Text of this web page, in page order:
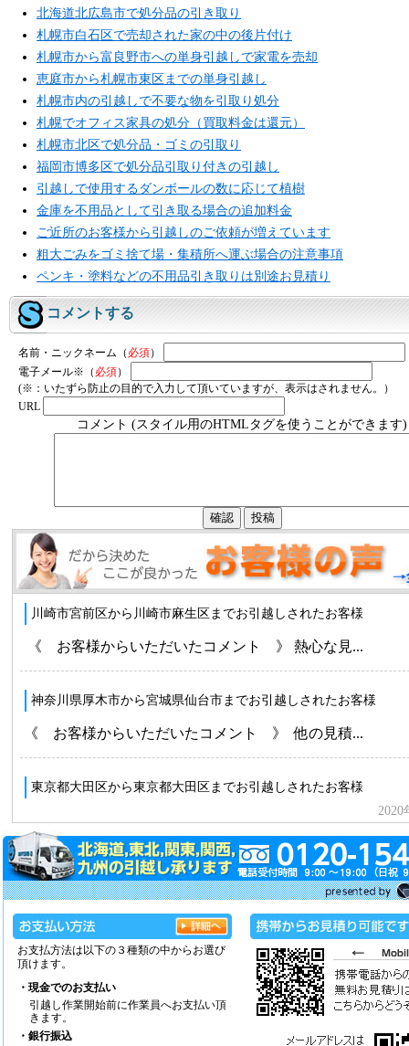
北海道北広島市で処分品の引き取り
札幌市白石区で売却された家の中の後片付け
札幌市から富良野市への単身引越しで家電を売却
恵庭市から札幌市東区までの単身引越し
札幌市内の引越しで不要な物を引取り処分
札幌でオフィス家具の処分（買取料金は還元）
札幌市北区で処分品・ゴミの引取り
福岡市博多区で処分品引取り付きの引越し
引越しで使用するダンボールの数に応じて植樹
金庫を不用品として引き取る場合の追加料金
ご近所のお客様から引越しのご依頼が増えています
粗大ごみをゴミ捨て場・集積所へ運ぶ場合の注意事項
ペンキ・塗料などの不用品引き取りは別途お見積り
コメントする
名前・ニックネーム（ 必須）
電子メール※（ 必須）
(※：いたずら防止の目的で入力して頂いていますが、表示はされません。）
URL
コメント (スタイル用のHTMLタグを使うことができます)
お支払方法は以下の３種類の中からお選び
頂けます。
・現金でのお支払い
引越し作業開始前に作業員へお支払い頂
きます。
・銀行振込